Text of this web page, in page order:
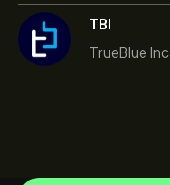
TBI
TrueBlue Inc